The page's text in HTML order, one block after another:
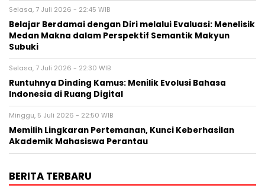
Selasa, 7 Juli 2026 - 22:45 WIB
Belajar Berdamai dengan Diri melalui Evaluasi: Menelisik
Medan Makna dalam Perspektif Semantik Makyun
Subuki
Selasa, 7 Juli 2026 - 22:30 WIB
Runtuhnya Dinding Kamus: Menilik Evolusi Bahasa
Indonesia di Ruang Digital
Minggu, 5 Juli 2026 - 22:50 WIB
Memilih Lingkaran Pertemanan, Kunci Keberhasilan
Akademik Mahasiswa Perantau
BERITA TERBARU